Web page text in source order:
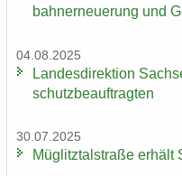
bahn­erneue­rung und
04.08.2025
Lan­des­di­rek­ti­on
schutz­be­auf­trag­ten
30.07.2025
Müg­litz­tal­stra­ße er­hält